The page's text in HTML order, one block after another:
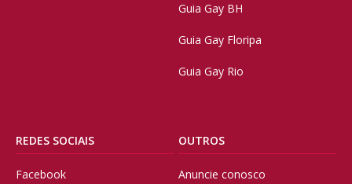
Guia Gay BH
Guia Gay Floripa
Guia Gay Rio
REDES SOCIAIS
Facebook
OUTROS
Anuncie conosco